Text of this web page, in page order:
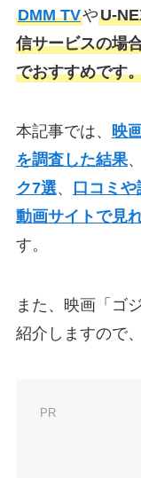
DMM TVやU-
信サービスの場
でおすすめです
本記事では、 映
を調査した結果、
ク7選、 口コミや
動画サイトで見
す。
また、映画「ゴ
紹介しますので
PR